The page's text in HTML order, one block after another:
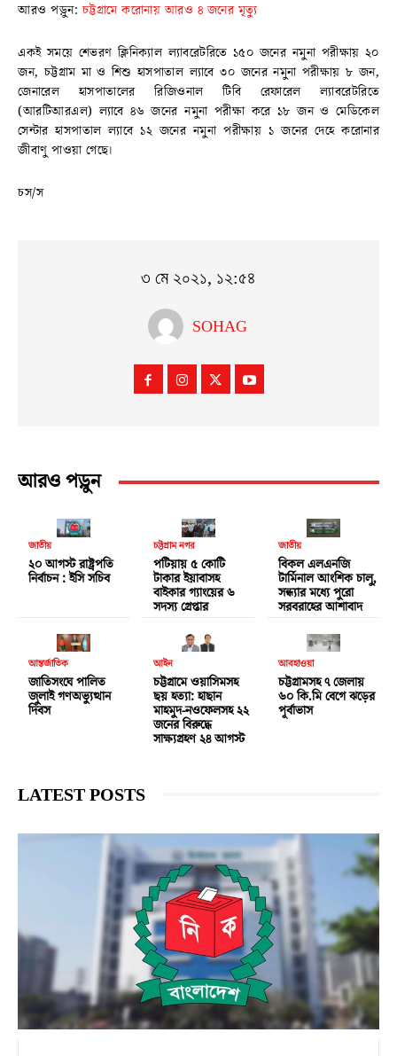
আরও পড়ুন:চট্টগ্রামে করোনায় আরও ৪ জনের মৃত্যু
একই সময়ে শেভরণ ক্লিনিক্যাল ল্যাবরেটরিতে ১৫০ জনের নমুনা পরীক্ষায় ২০
জন, চট্টগ্রাম মা ও শিশু হাসপাতাল ল্যাবে ৩০ জনের নমুনা পরীক্ষায় ৮ জন,
জেনারেল হাসপাতালের রিজিওনাল টিবি রেফারেল ল্যাবরেটরিতে
(আরটিআরএল) ল্যাবে ৪৬ জনের নমুনা পরীক্ষা করে ১৮ জন ও মেডিকেল
সেন্টার হাসপাতাল ল্যাবে ১২ জনের নমুনা পরীক্ষায় ১ জনের দেহে করোনার
জীবাণু পাওয়া গেছে।
চস/স
৩ মে ২০২১, ১২:৫৪
SOHAG
আরও পড়ুন
জাতীয়
২০ আগস্ট রাষ্ট্রপতি
নির্বাচন : ইসি সচিব
চট্টগ্রাম নগর
পটিয়ায় ৫ কোটি
টাকার ইয়াবাসহ
বাইকার গ্যাংয়ের ৬
সদস্য গ্রেপ্তার
জাতীয়
বিকল এলএনজি
টার্মিনাল আংশিক চালু,
সন্ধ্যার মধ্যে পুরো
সরবরাহের আশাবাদ
আন্তর্জাতিক
জাতিসংঘে পালিত
জুলাই গণঅভ্যুত্থান
দিবস
আইন
চট্টগ্রামে ওয়াসিমসহ
ছয় হত্যা: হাছান
মাহমুদ-নওফেলসহ ২২
জনের বিরুদ্ধে
সাক্ষ্যগ্রহণ ২৪ আগস্ট
আবহাওয়া
চট্টগ্রামসহ ৭ জেলায়
৬০ কি.মি বেগে ঝড়ের
পূর্বাভাস
LATEST POSTS